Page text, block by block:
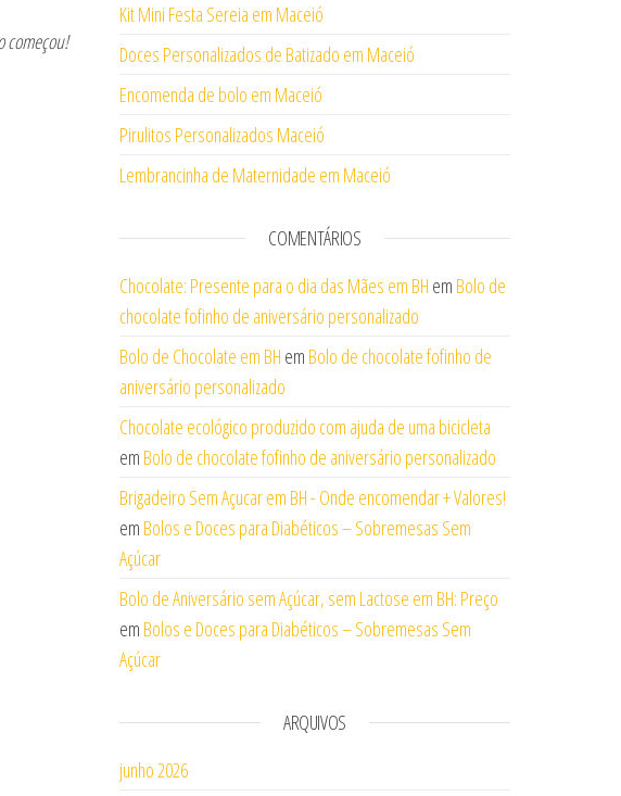
começou!
Kit Mini Festa Sereia em Maceió
Doces Personalizados de Batizado em Maceió
Encomenda de bolo em Maceió
Pirulitos Personalizados Maceió
Lembrancinha de Maternidade em Maceió
COMENTÁRIOS
Chocolate: Presente para o dia das Mães em BH em Bolo de
chocolate fofinho de aniversário personalizado
Bolo de Chocolate em BH em Bolo de chocolate fofinho de
aniversário personalizado
Chocolate ecológico produzido com ajuda de uma bicicleta
em Bolo de chocolate fofinho de aniversário personalizado
Brigadeiro Sem Açucar em BH - Onde encomendar + Valores!
em Bolos e Doces para Diabéticos – Sobremesas Sem
Açúcar
Bolo de Aniversário sem Açúcar, sem Lactose em BH: Preço
em Bolos e Doces para Diabéticos – Sobremesas Sem
Açúcar
ARQUIVOS
junho 2026